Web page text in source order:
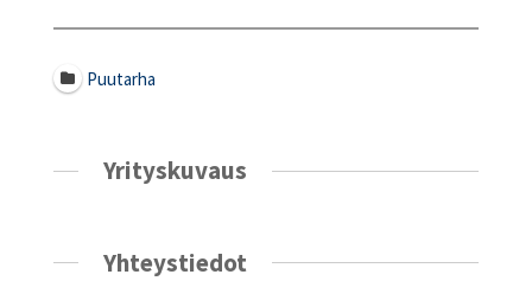
Puutarha
Yrityskuvaus
Yhteystiedot